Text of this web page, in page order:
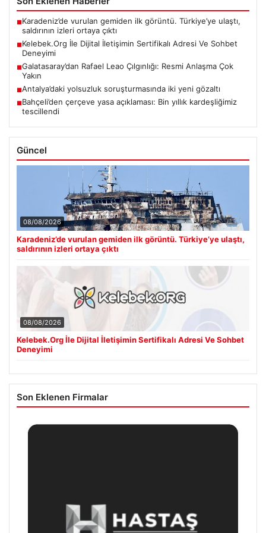
■Karadeniz’de vurulan gemiden ilk görüntü. Türkiye’ye ulaştı,
saldırının izleri ortaya çıktı
■Kelebek.Org İle Dijital İletişimin Sertifikalı Adresi Ve Sohbet
Deneyimi
■Galatasaray’dan Rafael Leao Çılgınlığı: Resmi Anlaşma Çok
Yakın
■Antalya’daki yolsuzluk soruşturmasında iki yeni gözaltı
■Bahçeli’den çerçeve yasa açıklaması: Bin yıllık kardeşliğimiz
tescillendi
Güncel
08/08/2026
Karadeniz’de vurulan gemiden ilk görüntü. Türkiye’ye ulaştı,
saldırının izleri ortaya çıktı
08/08/2026
Kelebek.Org İle Dijital İletişimin Sertifikalı Adresi Ve Sohbet
Deneyimi
Son Eklenen Firmalar